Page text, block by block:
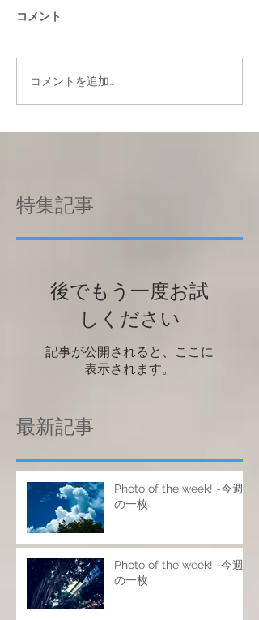
コメント
コメントを追加…
特集記事
後でもう一度お試
しください
記事が公開されると、ここに
表示されます。
最新記事
Photo of the week! -今週
の一枚
Photo of the week! -今週
の一枚